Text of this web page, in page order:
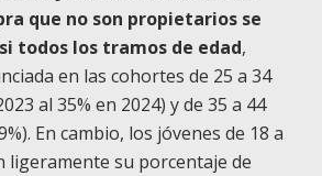
que no son propietarios se
todos los tramos de edad,
en las cohortes de 25 a 34
al 35% en 2024) y de 35 a 44
En cambio, los jóvenes de 18 a
ligeramente su porcentaje de